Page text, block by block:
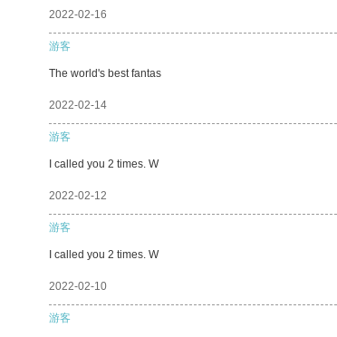
2022-02-16
游客
The world's best fantas
2022-02-14
游客
I called you 2 times. W
2022-02-12
游客
I called you 2 times. W
2022-02-10
游客